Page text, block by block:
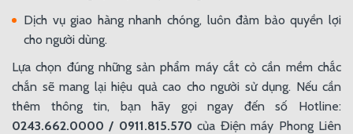
Dịch vụ giao hàng nhanh chóng, luôn đảm bảo quyền lợi
cho người dùng.
Lựa chọn đúng những sản phẩm máy cắt cỏ cần mềm chắc
chắn sẽ mang lại hiệu quả cao cho người sử dụng. Nếu cần
thêm thông tin, bạn hãy gọi ngay đến số Hotline:
0243.662.0000​ / 0911.815.570 của Điện máy Phong Liên